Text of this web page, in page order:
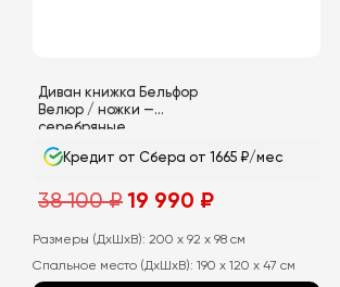
Диван книжка Бельфор
Велюр / ножки —
серебряные
Кредит от Сбера от 1665 ₽/мес
38 100₽ Первоначальная
цена
38
100
₽.
19 990 ₽Текущая
990
Размеры (ДхШхВ): 200 x 92 x 98 см
Спальное место (ДхШхВ): 190 x 120 x 47 см